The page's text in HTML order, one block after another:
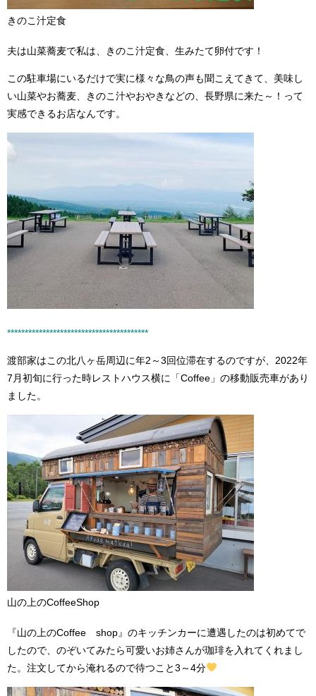
きのこ汁定食
夫は山菜蕎麦で私は、きのこ汁定食、生みたて卵付です！
この駐車場にいるだけで実に様々な鳥の声も聞こえてきて、美味し
い山菜やお蕎麦、きのこ汁やおやきなどの、長野県に来た～！って
実感できるお店なんです。
****************************************
渡部家はこの北八ヶ岳周辺に年2～3回位滞在するのですが、2022年
7月初旬に行った時レストハウス横に「Coffee」の移動販売車があり
ました。
山の上のCoffeeShop
『山の上のCoffee shop』のキッチンカーに遭遇したのは初めてで
したので、のぞいてみたら可愛いお姉さんが珈琲を入れてくれまし
た。注文してから淹れるので待つこと3～4分